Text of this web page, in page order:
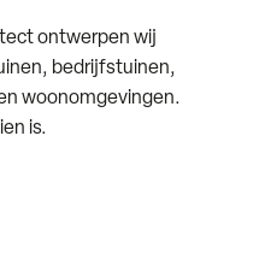
ontwerpen wij
bedrijfstuinen,
woonomgevingen.
is.